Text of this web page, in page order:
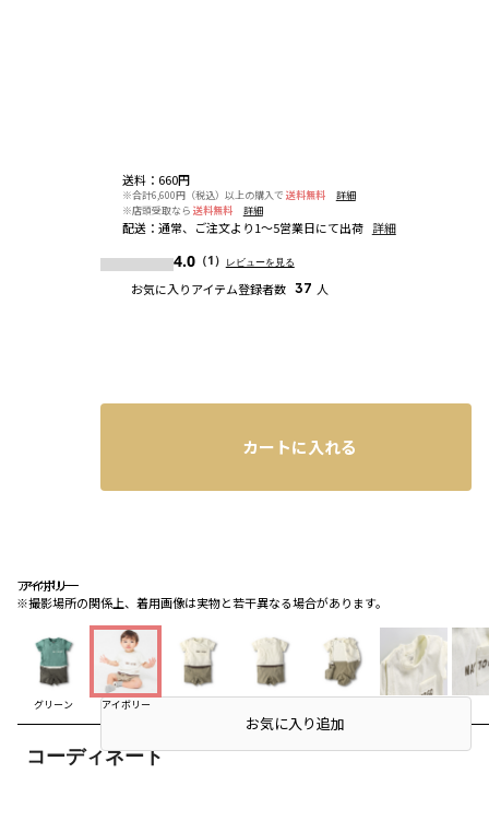
アイボリー
※撮影場所の関係上、着用画像は実物と若干異なる場合があります。
アイボリー
アイボリー
グリーン アイボリー
コーディネート
送料： 660円
※合計6,600円（税込）以上の購入で 送料無料
詳細
※店頭受取なら 送料無料 詳細
配送： 通常、ご注文より1～5営業日にて出荷 詳細
4.0（1） レビューを見る
お気に入りアイテム登録者数 37 人
カートに入れる
お気に入り追加